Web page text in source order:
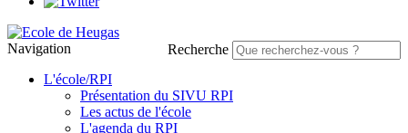
Recherche
Navigation
L'école/RPI
Présentation du SIVU RPI
Les actus de l'école
L'agenda du RPI